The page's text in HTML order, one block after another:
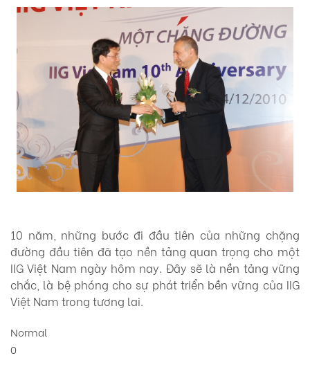
10 năm, những bước đi đầu tiên của những chặng
đường đầu tiên đã tạo nền tảng quan trọng cho một
IIG Việt Nam ngày hôm nay. Đây sẽ là nền tảng vững
chắc, là bệ phóng cho sự phát triển bền vững của IIG
Việt Nam trong tương lai.
Normal
0